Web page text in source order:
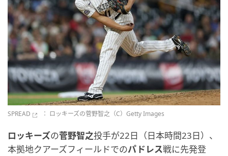
SPREAD ： ロッキーズの菅野智之（C）Getty Images
ロッキーズの菅野智之投手が22日（日本時間23日）、
本拠地クアーズフィールドでのパドレス戦に先発登